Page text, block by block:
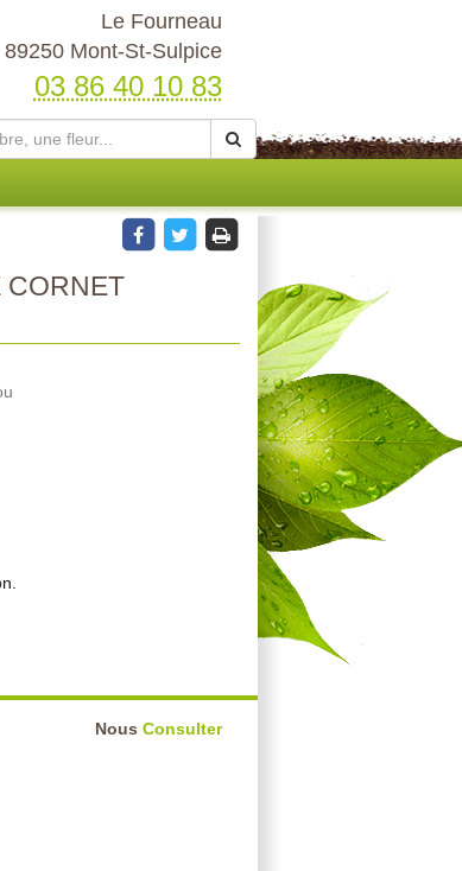
Le Fourneau
89250 Mont-St-Sulpice
03 86 40 10 83
CORNET
Nous Consulter